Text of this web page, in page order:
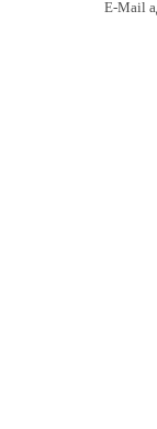
E-Mail